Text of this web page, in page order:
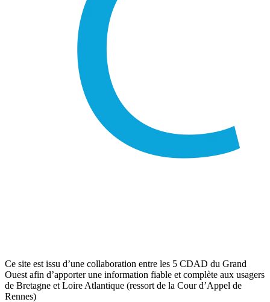
Ce site est issu d’une collaboration entre les 5 CDAD du Grand
Ouest afin d’apporter une information fiable et complète aux usagers
de Bretagne et Loire Atlantique (ressort de la Cour d’Appel de
Rennes)